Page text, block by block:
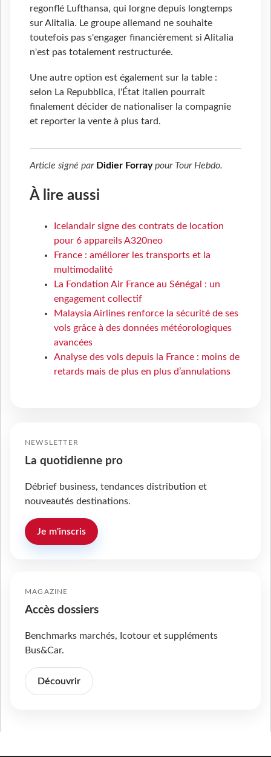
regonflé Lufthansa, qui lorgne depuis longtemps
sur Alitalia. Le groupe allemand ne souhaite
toutefois pas s'engager financièrement si Alitalia
n'est pas totalement restructurée.
Une autre option est également sur la table :
selon La Repubblica, l'État italien pourrait
finalement décider de nationaliser la compagnie
et reporter la vente à plus tard.
Article signé par Didier Forraypour Tour Hebdo.
À lire aussi
Icelandair signe des contrats de location
pour 6 appareils A320neo
France : améliorer les transports et la
multimodalité
La Fondation Air France au Sénégal : un
engagement collectif
Malaysia Airlines renforce la sécurité de ses
vols grâce à des données météorologiques
avancées
Analyse des vols depuis la France : moins de
retards mais de plus en plus d’annulations
NEWSLETTER
La quotidienne pro
Débrief business, tendances distribution et
nouveautés destinations.
Je m'inscris
MAGAZINE
Accès dossiers
Benchmarks marchés, Icotour et suppléments
Bus&Car.
Découvrir